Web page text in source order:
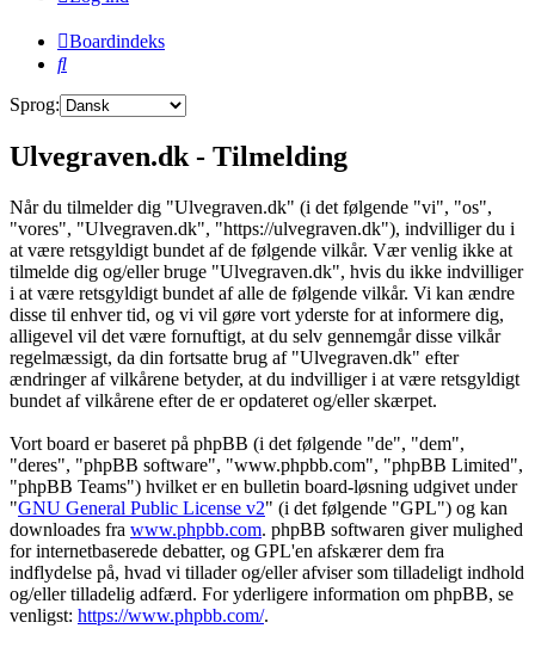
Boardindeks
Søg
Sprog:
Ulvegraven.dk - Tilmelding
Når du tilmelder dig "Ulvegraven.dk" (i det følgende "vi", "os",
"vores", "Ulvegraven.dk", "https://ulvegraven.dk"), indvilliger du i
at være retsgyldigt bundet af de følgende vilkår. Vær venlig ikke at
tilmelde dig og/eller bruge "Ulvegraven.dk", hvis du ikke indvilliger
i at være retsgyldigt bundet af alle de følgende vilkår. Vi kan ændre
disse til enhver tid, og vi vil gøre vort yderste for at informere dig,
alligevel vil det være fornuftigt, at du selv gennemgår disse vilkår
regelmæssigt, da din fortsatte brug af "Ulvegraven.dk" efter
ændringer af vilkårene betyder, at du indvilliger i at være retsgyldigt
bundet af vilkårene efter de er opdateret og/eller skærpet.
Vort board er baseret på phpBB (i det følgende "de", "dem",
"deres", "phpBB software", "www.phpbb.com", "phpBB Limited",
"phpBB Teams") hvilket er en bulletin board-løsning udgivet under
"GNU General Public License v2" (i det følgende "GPL") og kan
downloades fra www.phpbb.com. phpBB softwaren giver mulighed
for internetbaserede debatter, og GPL'en afskærer dem fra
indflydelse på, hvad vi tillader og/eller afviser som tilladeligt indhold
og/eller tilladelig adfærd. For yderligere information om phpBB, se
venligst: https://www.phpbb.com/.